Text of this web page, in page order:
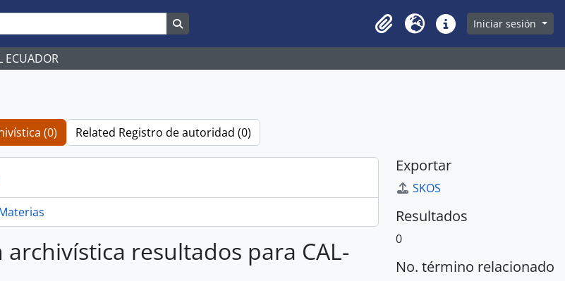
Clipboard
Idioma Enlaces rápidos
Iniciar sesión
ECUADOR
(0) Related Registro de autoridad (0)
archivística resultados para CAL-
Exportar
SKOS
Resultados
0
No. término relacionado